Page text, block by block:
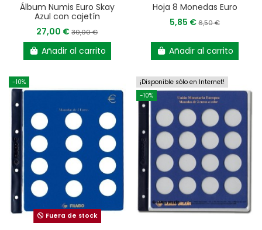
Álbum Numis Euro Skay
Azul con cajetín
27,00 €30,00 €
Añadir al carrito
Hoja 8 Monedas Euro
5,85 €6,50 €
Añadir al carrito
-10%
Fuera de stock
¡Disponible sólo en Internet!
-10%